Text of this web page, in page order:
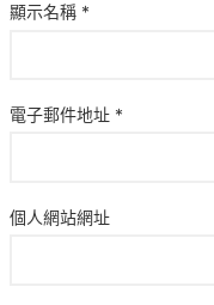
顯示名稱 *
電子郵件地址 *
個人網站網址